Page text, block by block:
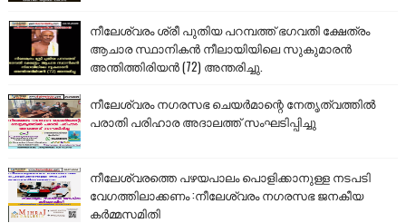
നീലേശ്വരം ശ്രീ പുതിയ പറമ്പത്ത് ഭഗവതി ക്ഷേത്രം
ആചാര സ്ഥാനികൻ നീലായിയിലെ സുകുമാരൻ
അന്തിത്തിരിയൻ (72) അന്തരിച്ചു.
നീലേശ്വരം നഗരസഭ ചെയർമാന്റെ നേതൃത്വത്തിൽ
പരാതി പരിഹാര അദാലത്ത് സംഘടിപ്പിച്ചു
നീലേശ്വരത്തെ പഴയപാലം പൊളിക്കാനുള്ള നടപടി
വേഗത്തിലാക്കണം :നീലേശ്വരം നഗരസഭ ജനകീയ
കർമ്മസമിതി